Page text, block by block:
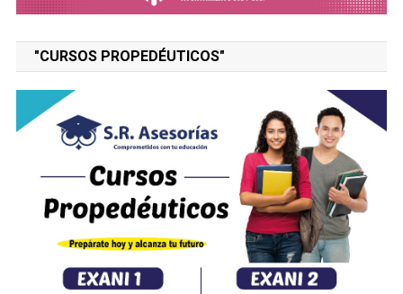
"CURSOS PROPEDÉUTICOS"